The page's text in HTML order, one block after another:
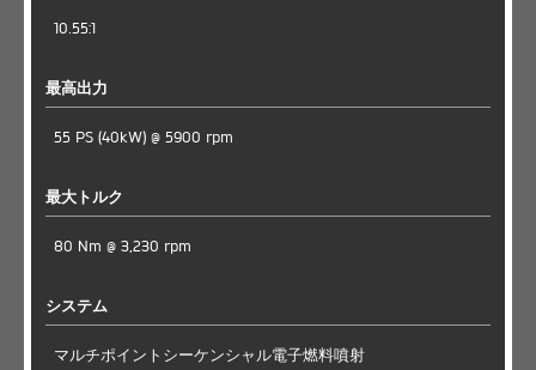
10.55:1
最高出力
55 PS (40kW) @ 5900 rpm
最大トルク
80 Nm @ 3,230 rpm
システム
マルチポイントシーケンシャル電子燃料噴射